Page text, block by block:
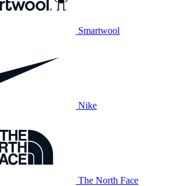
Smartwool
Nike
The North Face